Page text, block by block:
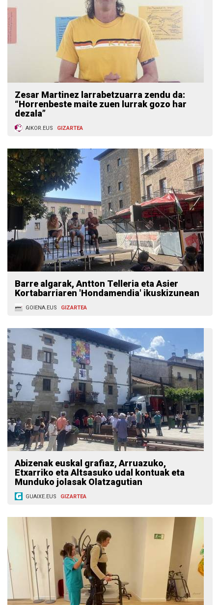
Zesar Martinez larrabetzuarra zendu da:
“Horrenbeste maite zuen lurrak gozo har
dezala”
AIKOR.EUS GIZARTEA
Barre algarak, Antton Telleria eta Asier
Kortabarriaren 'Hondamendia' ikuskizunean
GOIENA.EUS GIZARTEA
Abizenak euskal grafiaz, Arruazuko,
Etxarriko eta Altsasuko udal kontuak eta
Munduko jolasak Olatzagutian
GUAIXE.EUS GIZARTEA